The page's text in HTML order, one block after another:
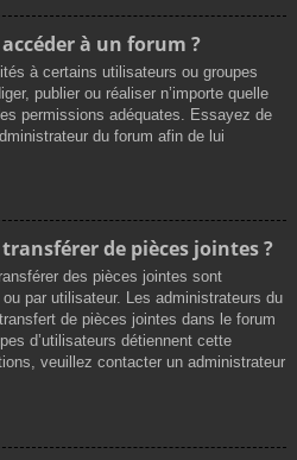
à un forum ?
à certains utilisateurs ou groupes
publier ou réaliser n’importe quelle
permissions adéquates. Essayez de
du forum afin de lui
de pièces jointes ?
des pièces jointes sont
par utilisateur. Les administrateurs du
de pièces jointes dans le forum
d’utilisateurs détiennent cette
veuillez contacter un administrateur